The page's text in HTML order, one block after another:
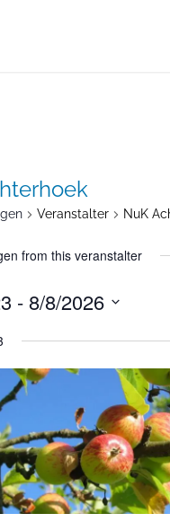
Veranstalter NuK
from this veranstalter
- 8/8/2026